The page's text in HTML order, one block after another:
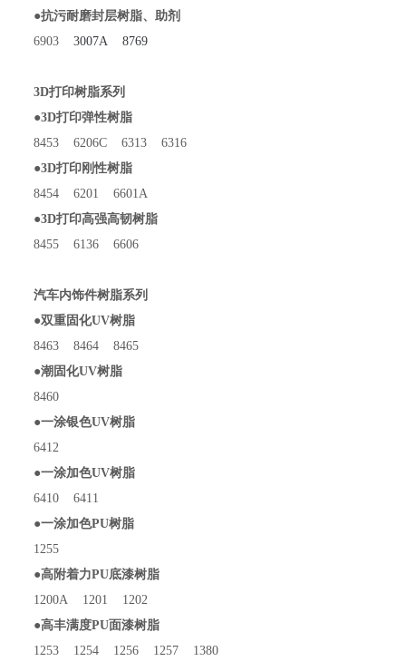
●抗污耐磨封层树脂、助剂
6903 3007A 8769
3D打印树脂系列
●3D打印弹性树脂
8453 6206C 6313 6316
●3D打印刚性树脂
8454 6201 6601A
●3D打印高强高韧树脂
8455 6136 6606
汽车内饰件树脂系列
●双重固化UV树脂
8463 8464 8465
●潮固化UV树脂
8460
●一涂银色UV树脂
6412
●一涂加色UV树脂
6410 6411
●一涂加色PU树脂
1255
●高附着力PU底漆树脂
1200A 1201 1202
●高丰满度PU面漆树脂
1253 1254 1256 1257 1380